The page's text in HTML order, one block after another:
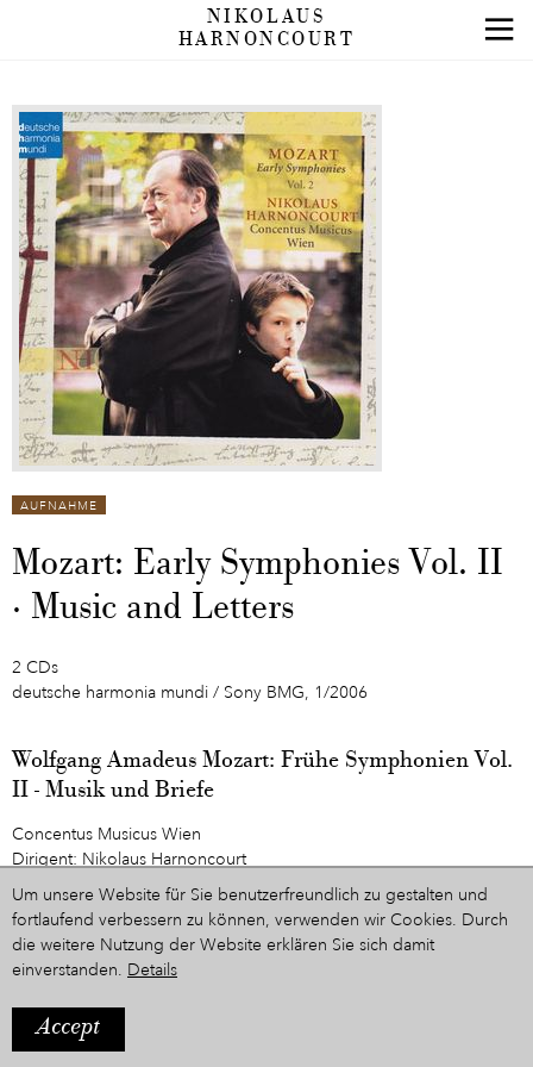
NIKOLAUS
HARNONCOURT
AUFNAHME
Mozart: Early Symphonies Vol. II
· Music and Letters
2 CDs
deutsche harmonia mundi / Sony BMG, 1/2006
Wolfgang Amadeus Mozart: Frühe Symphonien Vol.
II - Musik und Briefe
Concentus Musicus Wien
Dirigent: Nikolaus Harnoncourt
An Mozarts wegweisende frühen Jahre erinnern Nikolaus
Harnoncourt und sein Concentus Musicus Wien mit der zweiten
Folge der Einspielung von Mozarts frühen Sinfonien. Die CD
reiste zu dieser Zeit nach Italien, von wo er 1773 wieder nach
Salzburg zurückkehrte: Er hatte ein kleines Vermögen verdient und
Um unsere Website für Sie benutzerfreundlich zu gestalten und
fortlaufend verbessern zu können, verwenden wir Cookies. Durch
die weitere Nutzung der Website erklären Sie sich damit
einverstanden. Details
Accept